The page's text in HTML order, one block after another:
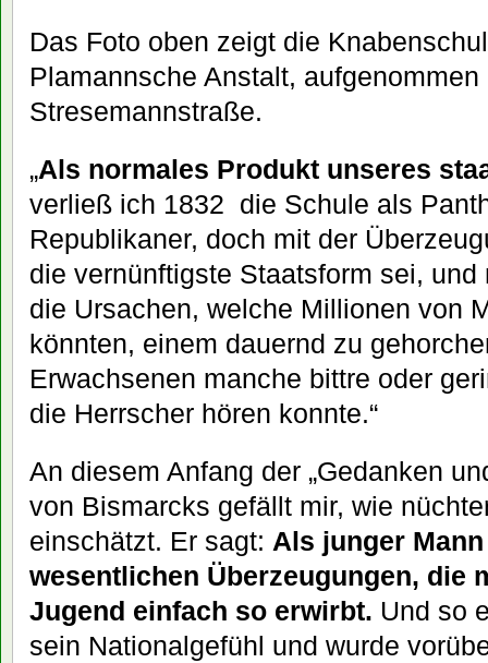
Das Foto oben zeigt die
Plamannsche Anstalt,
Stresemannstraße.
„Als normales Produkt unseres
verließ ich 1832 die Schule als
Republikaner, doch mit der
die vernünftigste Staatsform sei,
die Ursachen, welche Millionen von
könnten, einem dauernd zu
Erwachsenen manche bittre oder
die Herrscher hören konnte.“
An diesem Anfang der „Gedanken
von Bismarcks gefällt mir, wie
einschätzt. Er sagt: Als junger
wesentlichen Überzeugungen, die
Jugend einfach so erwirbt. Und so
sein Nationalgefühl und wurde